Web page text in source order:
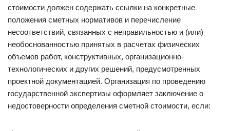
стоимости должен содержать ссылки на конкретные
положения сметных нормативов и перечисление
несоответствий, связанных с неправильностью и (или)
необоснованностью принятых в расчетах физических
объемов работ, конструктивных, организационно-
технологических и других решений, предусмотренных
проектной документацией. Организация по проведению
государственной экспертизы оформляет заключение о
недостоверности определения сметной стоимости, если: